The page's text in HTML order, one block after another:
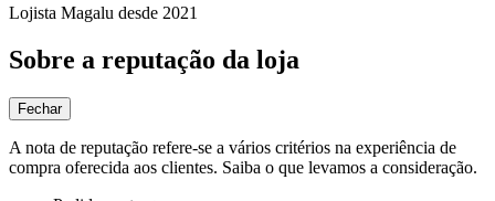
Lojista Magalu desde 2021
Sobre a reputação da loja
Fechar
A nota de reputação refere-se a vários critérios na experiência de
compra oferecida aos clientes. Saiba o que levamos a consideração.